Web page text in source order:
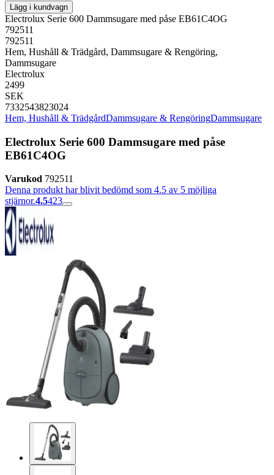
Lägg i kundvagn
Electrolux Serie 600 Dammsugare med påse EB61C4OG
792511
792511
Hem, Hushåll & Trädgård, Dammsugare & Rengöring,
Dammsugare
Electrolux
2499
SEK
7332543823024
Hem, Hushåll & TrädgårdDammsugare & RengöringDammsugare
Electrolux Serie 600 Dammsugare med påse
EB61C4OG
Varukod 792511
Denna produkt har blivit bedömd som 4.5 av 5 möjliga
stjärnor.4.5423